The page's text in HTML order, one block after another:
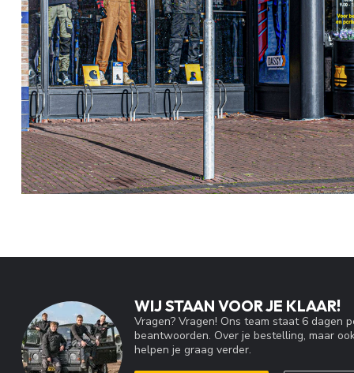
WIJ STAAN VOOR JE KLAAR!
Vragen? Vragen! Ons team staat 6 dagen
beantwoorden. Over je bestelling, maar
helpen je graag verder.